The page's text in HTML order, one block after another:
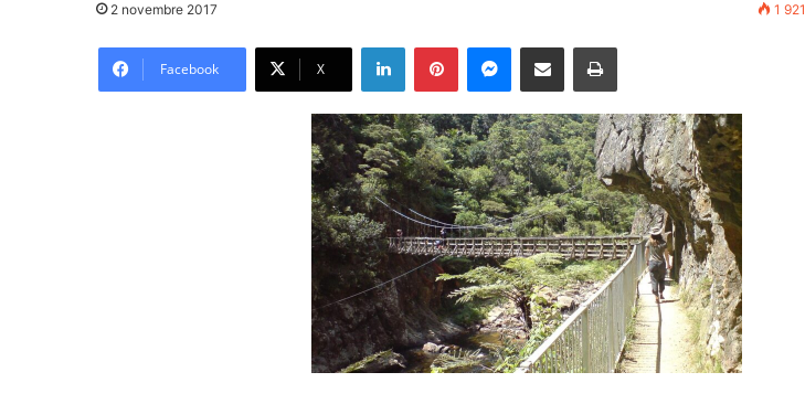
2 novembre 2017 1 921
Facebook X
LinkedinPinterestMessenger
Partager par email Imprimer